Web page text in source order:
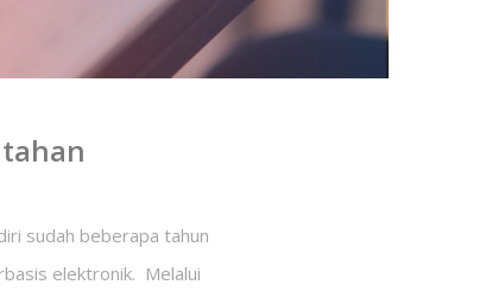
sudah beberapa tahun
elektronik. Melalui